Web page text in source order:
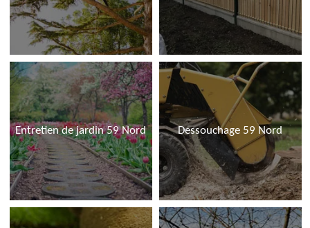
Entretien de jardin 59 Nord Dessouchage 59 Nord